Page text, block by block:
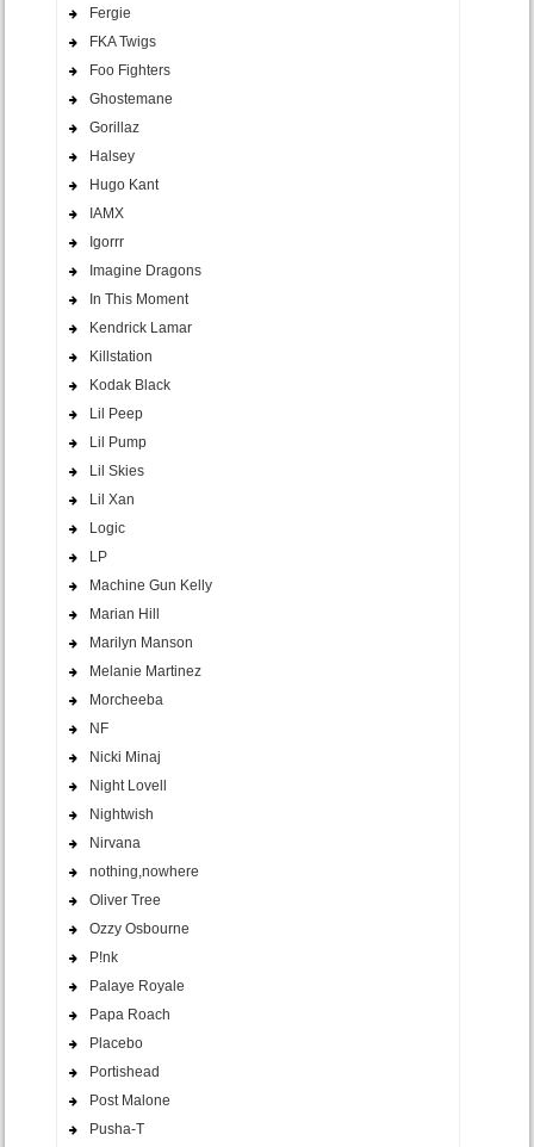
Fergie
FKA Twigs
Foo Fighters
Ghostemane
Gorillaz
Halsey
Hugo Kant
IAMX
Igorrr
Imagine Dragons
In This Moment
Kendrick Lamar
Killstation
Kodak Black
Lil Peep
Lil Pump
Lil Skies
Lil Xan
Logic
LP
Machine Gun Kelly
Marian Hill
Marilyn Manson
Melanie Martinez
Morcheeba
NF
Nicki Minaj
Night Lovell
Nightwish
Nirvana
nothing,nowhere
Oliver Tree
Ozzy Osbourne
P!nk
Palaye Royale
Papa Roach
Placebo
Portishead
Post Malone
Pusha-T